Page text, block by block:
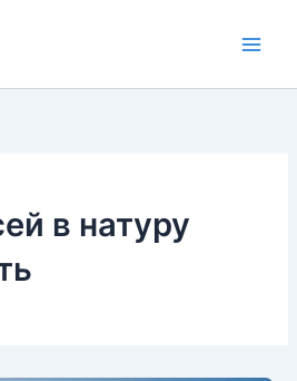
в натуру